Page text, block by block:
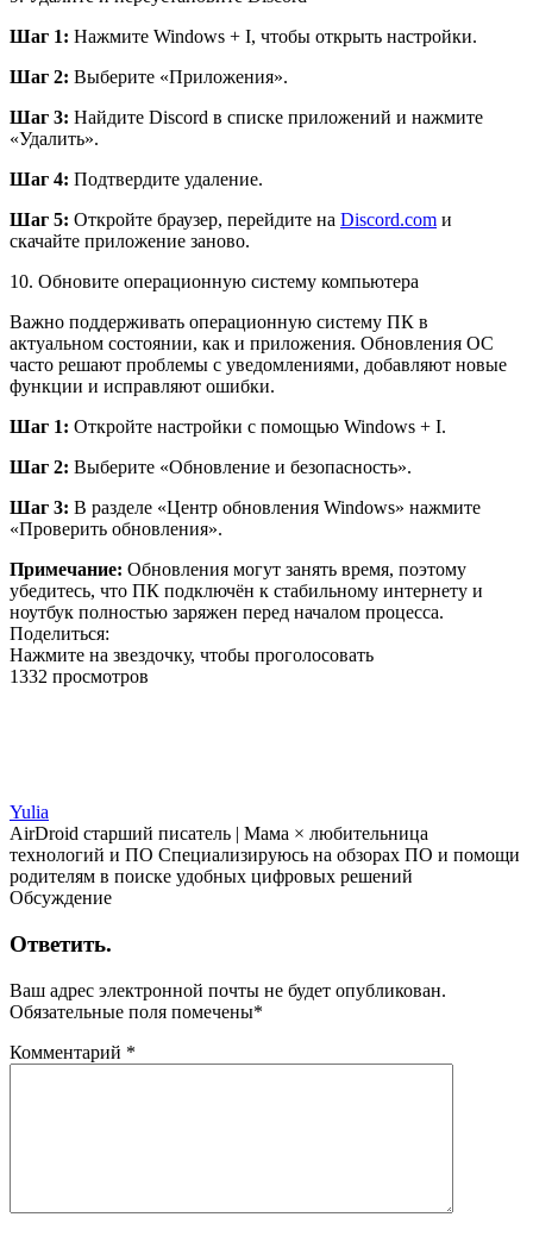
Шаг 1: Нажмите Windows + I, чтобы открыть настройки.
Шаг 2: Выберите «Приложения».
Шаг 3: Найдите Discord в списке приложений и нажмите
«Удалить».
Шаг 4: Подтвердите удаление.
Шаг 5: Откройте браузер, перейдите на Discord.com и
скачайте приложение заново.
10. Обновите операционную систему компьютера
Важно поддерживать операционную систему ПК в
актуальном состоянии, как и приложения. Обновления ОС
часто решают проблемы с уведомлениями, добавляют новые
функции и исправляют ошибки.
Шаг 1: Откройте настройки с помощью Windows + I.
Шаг 2: Выберите «Обновление и безопасность».
Шаг 3: В разделе «Центр обновления Windows» нажмите
«Проверить обновления».
Примечание: Обновления могут занять время, поэтому
убедитесь, что ПК подключён к стабильному интернету и
ноутбук полностью заряжен перед началом процесса.
Поделиться:
Нажмите на звездочку, чтобы проголосовать
1332 просмотров
Yulia
AirDroid старший писатель | Мама × любительница
технологий и ПО Специализируюсь на обзорах ПО и помощи
родителям в поиске удобных цифровых решений
Обсуждение
Ответить.
Ваш адрес электронной почты не будет опубликован.
Обязательные поля помечены*
Комментарий *